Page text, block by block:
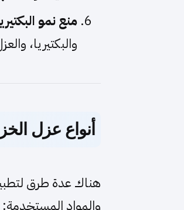
منع نمو
والبكتيريا،
أنواع عزل
هناك عدة طرق
والمواد المستخدمة: